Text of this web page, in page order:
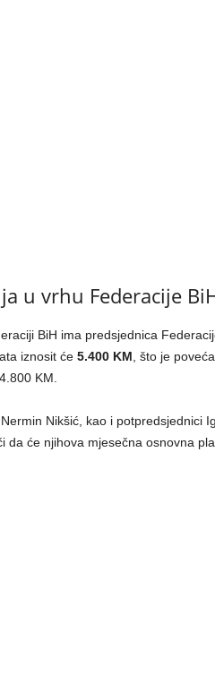
u vrhu Federacije
BiH ima predsjednica
iznosit će 5.400 KM , što je
KM.
Nikšić, kao i potpredsjednici
da će njihova mjesečna osnovna